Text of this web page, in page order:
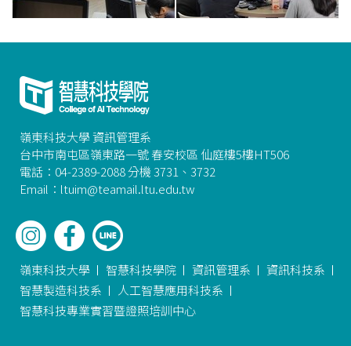
嶺東科技大學 資訊管理系
台中市南屯區嶺東路一號 春安校區 仙庭樓5樓HT506
電話：04-2389-2088 分機 3731、3732
Email：ltuim@teamail.ltu.edu.tw
嶺東科技大學 智慧科技學院 資訊管理系
資訊科技系
智慧製造科技系
人工智慧應用科技系
智慧科技專業實習暨證照培訓中心